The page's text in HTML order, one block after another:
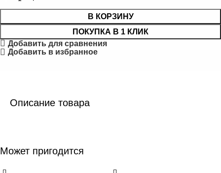
В КОРЗИНУ
ПОКУПКА В 1 КЛИК
Добавить для сравнения
Добавить в избранное
Описание товара
Может пригодится